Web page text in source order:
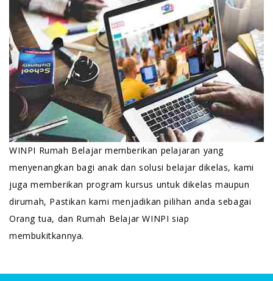
WINPI Rumah Belajar memberikan pelajaran yang
menyenangkan bagi anak dan solusi belajar dikelas, kami
juga memberikan program kursus untuk dikelas maupun
dirumah, Pastikan kami menjadikan pilihan anda sebagai
Orang tua, dan Rumah Belajar WINPI siap
membukitkannya.